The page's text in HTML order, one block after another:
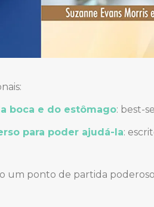
boca e do estômago: best-
para poder ajudá-la:
um ponto de partida